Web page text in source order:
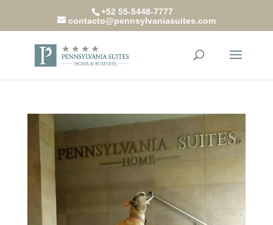
+52 55-5448-7777
contacto@pennsylvaniasuites.com